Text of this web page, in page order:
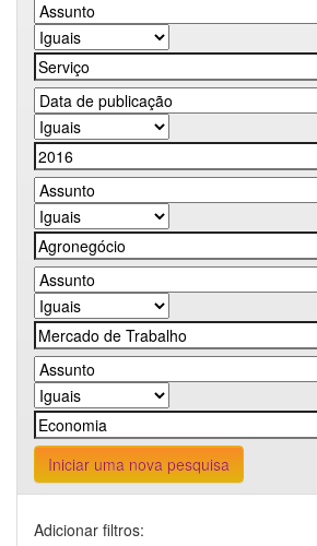
Iniciar uma nova pesquisa
Adicionar filtros: